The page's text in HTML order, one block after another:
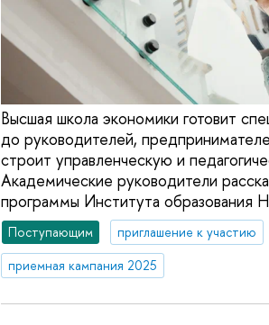
Высшая школа экономики готовит
до руководителей,
строит управленческую и
Академические руководители
программы Института
Поступающим приглашение к участию
приемная кампания 2025